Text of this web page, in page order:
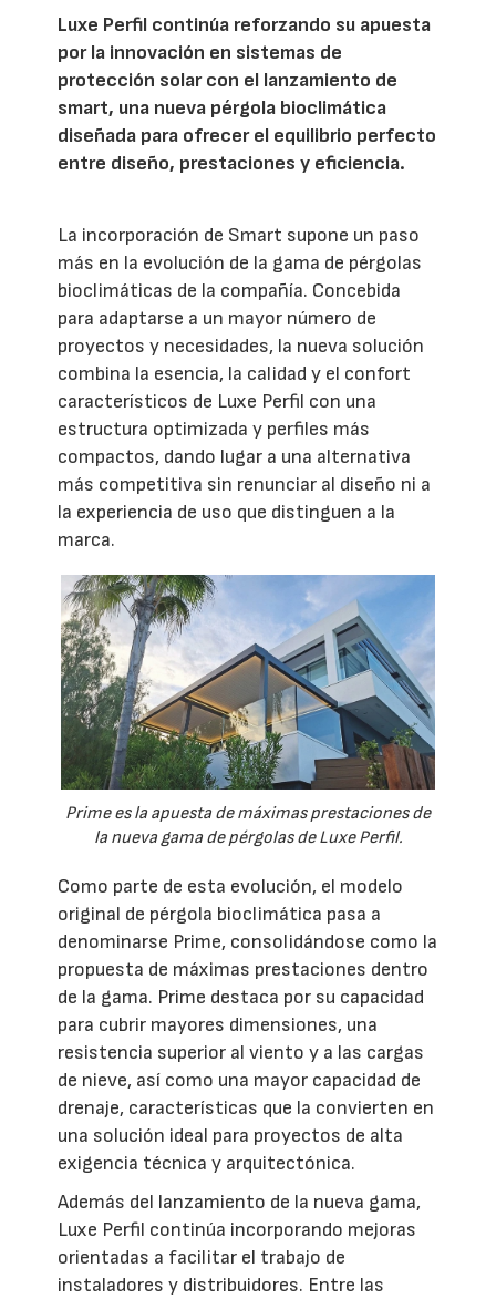
Luxe Perfil continúa reforzando su apuesta
por la innovación en sistemas de
protección solar con el lanzamiento de
smart, una nueva pérgola bioclimática
diseñada para ofrecer el equilibrio perfecto
entre diseño, prestaciones y eficiencia.
La incorporación de Smart supone un paso
más en la evolución de la gama de pérgolas
bioclimáticas de la compañía. Concebida
para adaptarse a un mayor número de
proyectos y necesidades, la nueva solución
combina la esencia, la calidad y el confort
característicos de Luxe Perfil con una
estructura optimizada y perfiles más
compactos, dando lugar a una alternativa
más competitiva sin renunciar al diseño ni a
la experiencia de uso que distinguen a la
marca.
Prime es la apuesta de máximas prestaciones de
la nueva gama de pérgolas de Luxe Perfil.
Como parte de esta evolución, el modelo
original de pérgola bioclimática pasa a
denominarse Prime, consolidándose como la
propuesta de máximas prestaciones dentro
de la gama. Prime destaca por su capacidad
para cubrir mayores dimensiones, una
resistencia superior al viento y a las cargas
de nieve, así como una mayor capacidad de
drenaje, características que la convierten en
una solución ideal para proyectos de alta
exigencia técnica y arquitectónica.
Además del lanzamiento de la nueva gama,
Luxe Perfil continúa incorporando mejoras
orientadas a facilitar el trabajo de
instaladores y distribuidores. Entre las